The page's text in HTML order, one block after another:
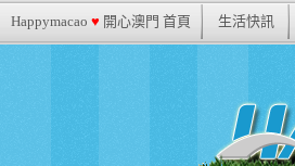
Happymacao ♥ 開心澳門 首頁 生活快訊